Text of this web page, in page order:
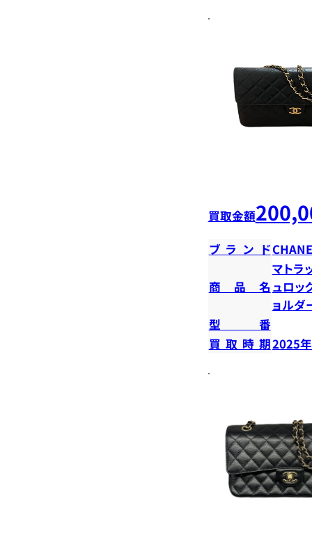
買取金額
ブランド
商品名
マトラ
ュロッ
ョルダ
型番
買取時期2025